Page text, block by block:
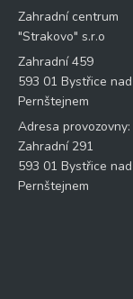
Zahradní centrum
"Strakovo" s.r.o
Zahradní 459
593 01 Bystřice nad
Pernštejnem
Adresa provozovny:
Zahradní 291
593 01 Bystřice nad
Pernštejnem